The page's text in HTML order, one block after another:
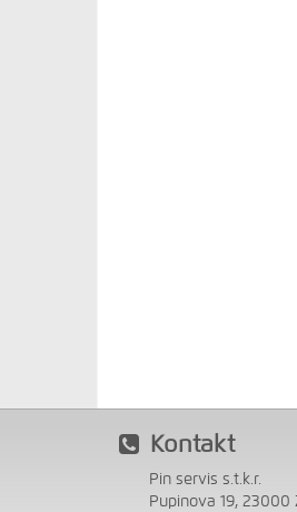
Kontakt
Pin servis s.t.k.r.
Pupinova 19, 23000